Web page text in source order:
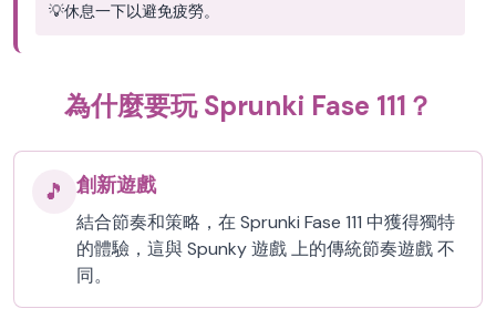
💡休息一下以避免疲勞。
為什麼要玩 Sprunki Fase 111？
🎵 創新遊戲
結合節奏和策略，在 Sprunki Fase 111 中獲得獨特
的體驗，這與 Spunky 遊戲 上的傳統節奏遊戲 不
同。